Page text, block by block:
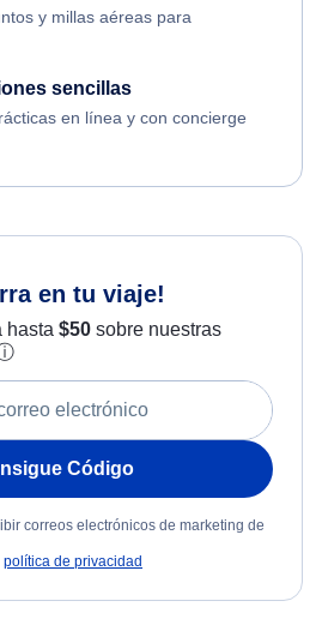
y millas aéreas para
sencillas
en línea y con concierge
en tu viaje!
hasta $50sobre nuestras
Código
correos electrónicos de marketing de
política de privacidad